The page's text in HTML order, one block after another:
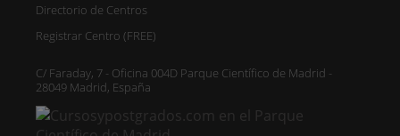
Directorio de Centros
Registrar Centro (FREE)
C/ Faraday, 7 - Oficina 004D Parque Científico de Madrid -
28049 Madrid, España